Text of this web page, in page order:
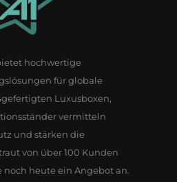
hochwertige
für globale
Luxusboxen,
vermitteln
und stärken die
von über 100 Kunden
noch heute ein Angebot an.